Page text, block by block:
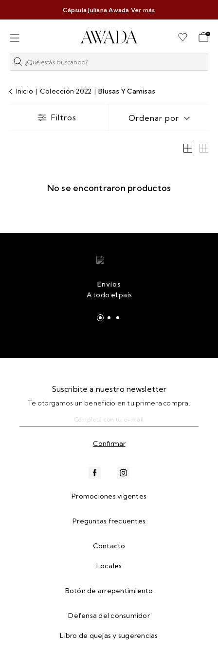
Cápsula Juliana Awada Ver más
0
¿Qué estás buscando?
Inicio | Colección 2022 | Blusas Y Camisas
Filtros Ordenar por
No se encontraron productos
Envíos
A todo el país
Suscribite a nuestro newsletter
Te otorgamos un beneficio en tu primera compra.
Promociones vigentes
Preguntas frecuentes
Contacto
Locales
Botón de arrepentimiento
Defensa del consumidor
Libro de quejas y sugerencias